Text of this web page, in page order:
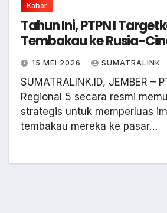
Kabar
Tahun Ini, PTPN I
Tembakau ke Rusia-
15 MEI 2026 SUMATRALINK
SUMATRALINK.ID, JEMBER –
Regional 5 secara resmi
strategis untuk memperluas
tembakau mereka ke pasar…